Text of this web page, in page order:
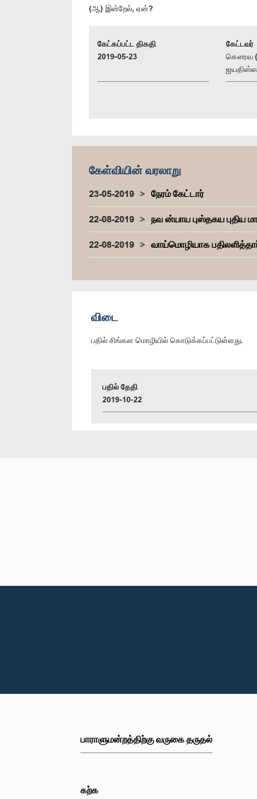
(ஆ) இன்றேல், ஏன்?
கேட்கப்பட்ட திகதி
2019-05-23
கேட்டவர்
கௌரவ
கேள்வியின் வரலாறு
23-05-2019
நேரம் கேட்டார்
22-08-2019
நவ ன்யாய புஸ்தகய புதிய
22-08-2019
வாய்மொழியாக
விடை
பதில் சிங்கள மொழியில் கொடுக்கப்பட்டுள்ளது.
பதில் தேதி
2019-10-22
பாராளுமன்றத்திற்கு வருகை தருதல்
கற்க